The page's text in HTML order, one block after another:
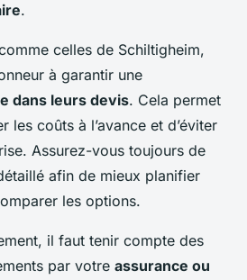
.
celles de Schiltigheim,
à garantir une
dans leurs devis. Cela permet
les coûts à l’avance et d’éviter
Assurez-vous toujours de
afin de mieux planifier
les options.
il faut tenir compte des
par votre assurance ou